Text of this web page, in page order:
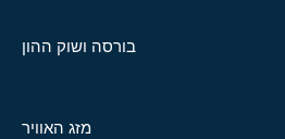
בורסה ושוק ההון
מזג האוויר